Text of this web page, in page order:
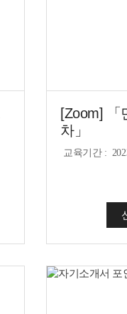
[Zoom] 「
차」
교육기간: